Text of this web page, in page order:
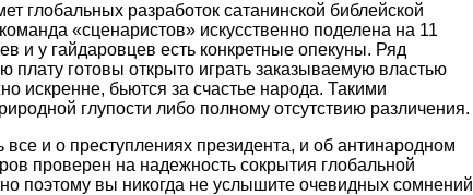
глобальных разработок сатанинской библейской
«сценаристов» искусственно поделена на 11
и у гайдаровцев есть конкретные опекуны. Ряд
плату готовы открыто играть заказываемую властью
искренне, бьются за счастье народа. Такими
глупости либо полному отсутствию различения.
и о преступлениях президента, и об антинародном
проверен на надежность сокрытия глобальной
поэтому вы никогда не услышите очевидных сомнений